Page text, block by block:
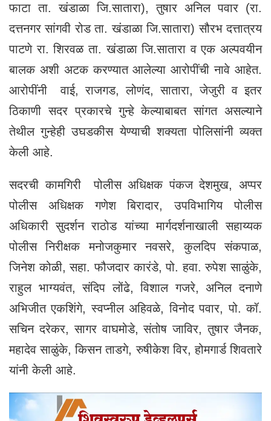
फाटा ता. खंडाळा जि.सातारा), तुषार अनिल पवार (रा.
दत्तनगर सांगवी रोड ता. खंडाळा जि.सातारा) सौरभ दत्तात्रय
पाटणे रा. शिरवळ ता. खंडाळा जि.सातारा व एक अल्पवयीन
बालक अशी अटक करण्यात आलेल्या आरोपींची नावे आहेत.
आरोपींनी वाई, राजगड, लोणंद, सातारा, जेजुरी व इतर
ठिकाणी सदर प्रकारचे गुन्हे केल्याबाबत सांगत असल्याने
तेथील गुन्हेही उघडकीस येण्याची शक्यता पोलिसांनी व्यक्त
केली आहे.
सदरची कामगिरी पोलीस अधिक्षक पंकज देशमुख, अप्पर
पोलीस अधिक्षक गणेश बिरादार, उपविभागिय पोलीस
अधिकारी सुदर्शन राठोड यांच्या मार्गदर्शनाखाली सहाय्यक
पोलीस निरीक्षक मनोजकुमार नवसरे, कुलदिप संकपाळ,
जिनेश कोळी, सहा. फौजदार कारंडे, पो. हवा. रुपेश साळुंके,
राहुल भाग्यवंत, संदिप लोंढे, विशाल गजरे, अनिल दनाणे
अभिजीत एकशिंगे, स्वप्नील अहिवळे, विनोद पवार, पो. कॉ.
सचिन दरेकर, सागर वाघमोडे, संतोष जाविर, तुषार जैनक,
महादेव साळुंके, किसन ताडगे, रुषीकेश विर, होमगार्ड शिवतारे
यांनी केली आहे.